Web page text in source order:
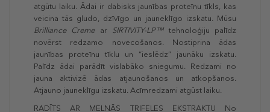
atgūtu laiku. Ādai ir dabisks jaunības proteīnu tīkls, kas
veicina tās gludo, dzīvīgo un jauneklīgo izskatu. Mūsu
Brilliance Cremear SIRTIVITY-LP™tehnoloģiju palīdz
novērst redzamo novecošanos. Nostiprina ādas
jaunības proteīnu tīklu un “ieslēdz” jaunāku izskatu.
Palīdz ādai parādīt vislabāko sniegumu. Redzami no
jauna aktivizē ādas atjaunošanos un atkopšanos.
Atjauno jauneklīgu izskatu. Acīmredzami atgūst laiku.
RADĪTS AR MELNĀS TRIFELES EKSTRAKTU No